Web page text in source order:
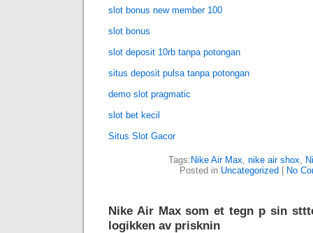
slot bonus new member 100
slot bonus
slot deposit 10rb tanpa potongan
situs deposit pulsa tanpa potongan
demo slot pragmatic
slot bet kecil
Situs Slot Gacor
Tags: Nike Air Max, nike air shox,
Posted in Uncategorized No
Nike Air Max som et tegn p sin
logikken av prisknin